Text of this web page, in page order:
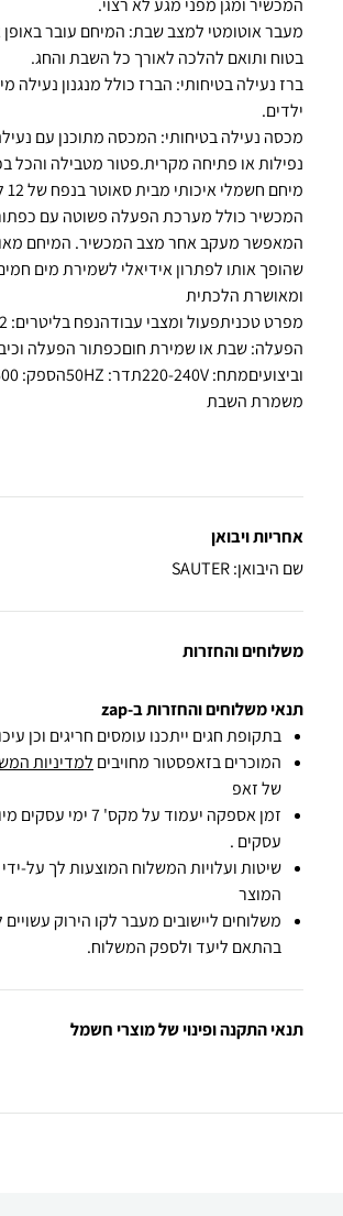
מעבר אוטומטי למצב שבת: המיחם עובר
ברז נעילה בטיחותי: הברז כולל מנגנון נעילה
מכסה נעילה בטיחותי: המכסה מתוכנן עם
המכשיר כולל מערכת הפעלה פשוטה עם כפתור
המאפשר מעקב אחר מצב המכשיר. המיחם
שהופך אותו לפתרון אידיאלי לשמירת מים
הפעלה: שבת או שמירת חוםכפתור הפעלה
אחריות ויבואן
שם היבואן: SAUTER
משלוחים והחזרות
תנאי משלוחים והחזרות ב-zap
בתקופת חגים ייתכנו עומסים חריגים וכן
המוכרים בזאפסטור מחויבים למדיניות
של זאפ
זמן אספקה יעמוד על מקס' 7 ימי עסקים מיום הזמנה,
עסקים .
שיטות ועלויות המשלוח המוצעות לך על-
המוצר
משלוחים ליישובים מעבר לקו הירוק
בהתאם ליעד ולספק המשלוח.
תנאי התקנה ופינוי של מוצרי חשמל